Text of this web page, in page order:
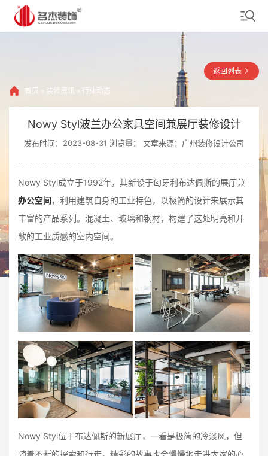
首页 » 装修资讯 » 行业动态
返回列表
Nowy Styl波兰办公家具空间兼展厅装修设计
发布时间：2023-08-31 浏览量： 文章来源：广州装修设计公司
Nowy Styl成立于1992年，其新设于匈牙利布达佩斯的展厅兼
办公空间，利用建筑自身的工业特色，以极简的设计来展示其
丰富的产品系列。混凝土、玻璃和钢材，构建了这处明亮和开
敞的工业质感的室内空间。
Nowy Styl位于布达佩斯的新展厅，一看是极简的冷淡风，但
随着不断的探索和行走，精彩的故事也会慢慢地走进大家的心